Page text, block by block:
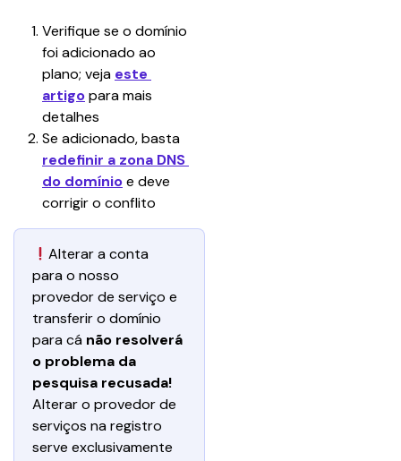
Verifique se o domínio
foi adicionado ao
plano; veja este
artigo para mais
detalhes
Se adicionado, basta
redefinir a zona DNS
do domínio e deve
corrigir o conflito
Alterar a conta
para o nosso
provedor de serviço e
transferir o domínio
para cá não resolverá
o problema da
pesquisa recusada!
Alterar o provedor de
serviços na registro
serve exclusivamente